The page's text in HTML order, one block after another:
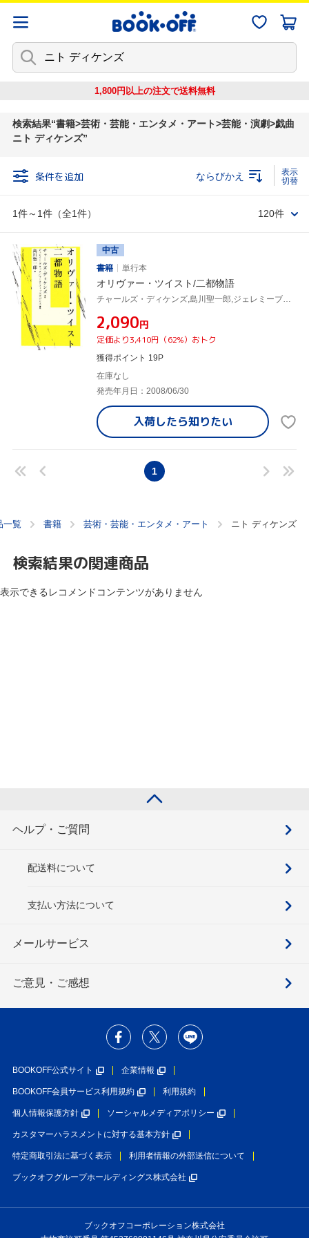
1,800円以上の注文で送料無料
検索結果 書籍>芸術・芸能・エンタメ・アート>芸能・演劇>戯曲
ニト ディケンズ
条件を追加
1件～1件（全1件）
ならびかえ
120件
中古
書籍
単行本
オリヴァー・ツイスト/二都物語
チャールズ・ディケンズ,島川聖一郎,ジェレミーブロック,マークフィッツギボンズ
¥2,090円
定価より3,410円（62%）おトク
獲得ポイント 19P
在庫なし
発売年月日：2008/06/30
入荷したら知りたい
1
一覧 書籍 芸術・芸能・エンタメ・アート ニト ディケンズ
検索結果の関連商品
表示できるレコメンドコンテンツがありません
ヘルプ・ご質問
配送料について
支払い方法について
メールサービス
ご意見・ご感想
BOOKOFF公式サイト 企業情報
BOOKOFF会員サービス利用規約 利用規約
個人情報保護方針 ソーシャルメディアポリシー
カスタマーハラスメントに対する基本方針
特定商取引法に基づく表示 利用者情報の外部送信について
ブックオフグループホールディングス株式会社
ブックオフコーポレーション株式会社